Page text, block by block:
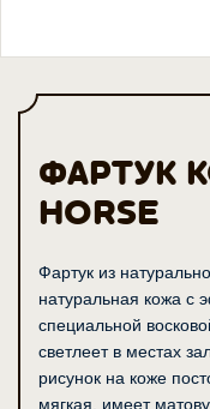
ФАРТУК
HORSE
Фартук из
натуральная кожа с
специальной
светлеет в местах
рисунок на коже
мягкая, имеет